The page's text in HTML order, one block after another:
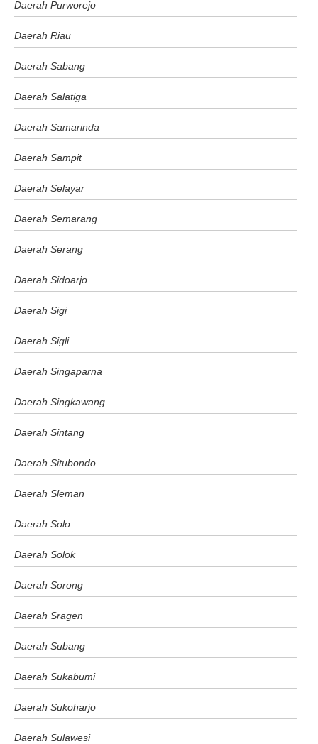
Daerah Purworejo
Daerah Riau
Daerah Sabang
Daerah Salatiga
Daerah Samarinda
Daerah Sampit
Daerah Selayar
Daerah Semarang
Daerah Serang
Daerah Sidoarjo
Daerah Sigi
Daerah Sigli
Daerah Singaparna
Daerah Singkawang
Daerah Sintang
Daerah Situbondo
Daerah Sleman
Daerah Solo
Daerah Solok
Daerah Sorong
Daerah Sragen
Daerah Subang
Daerah Sukabumi
Daerah Sukoharjo
Daerah Sulawesi